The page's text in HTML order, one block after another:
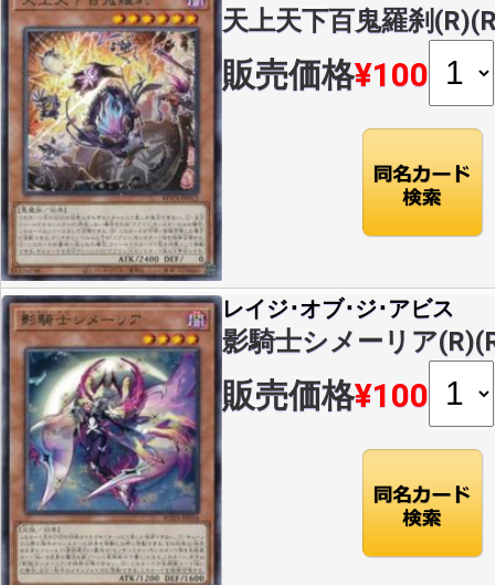
天上天下百鬼羅刹
販売価格¥100
レイジ･オブ･ジ･アビス
影騎士シメーリア
販売価格¥100